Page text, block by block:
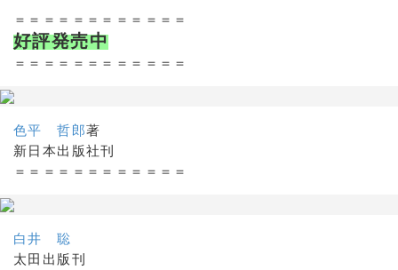
＝＝＝＝＝＝＝＝＝＝＝＝
好評発売中
＝＝＝＝＝＝＝＝＝＝＝＝
色平 哲郎著
新日本出版社刊
＝＝＝＝＝＝＝＝＝＝＝＝
白井 聡
太田出版刊